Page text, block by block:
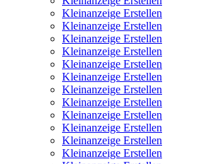
Kleinanzeige Erstellen
Kleinanzeige Erstellen
Kleinanzeige Erstellen
Kleinanzeige Erstellen
Kleinanzeige Erstellen
Kleinanzeige Erstellen
Kleinanzeige Erstellen
Kleinanzeige Erstellen
Kleinanzeige Erstellen
Kleinanzeige Erstellen
Kleinanzeige Erstellen
Kleinanzeige Erstellen